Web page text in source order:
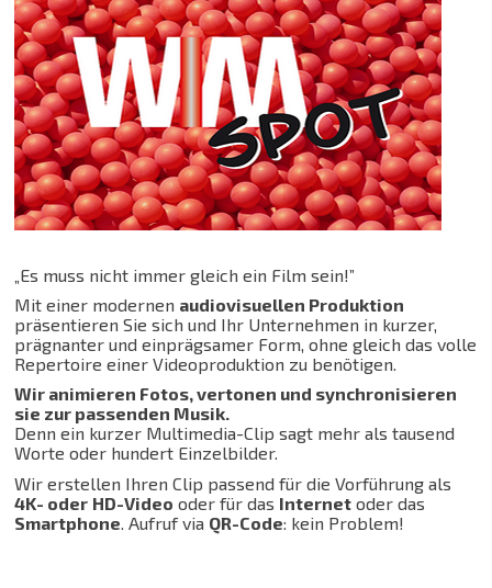
„Es muss nicht immer gleich ein Film sein!”
Mit einer modernen audiovisuellen Produktion
präsentieren Sie sich und Ihr Unternehmen in kurzer,
prägnanter und einprägsamer Form, ohne gleich das volle
Repertoire einer Videoproduktion zu benötigen.
Wir animieren Fotos, vertonen und synchronisieren
sie zur passenden Musik.
Denn ein kurzer Multimedia-Clip sagt mehr als tausend
Worte oder hundert Einzelbilder.
Wir erstellen Ihren Clip passend für die Vorführung als
4K- oder HD-Video oder für das Internet oder das
Smartphone . Aufruf via QR-Code: kein Problem!